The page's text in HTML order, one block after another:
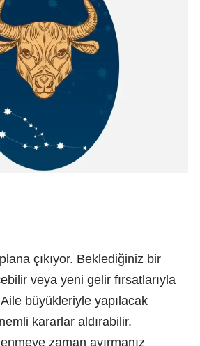
çıkıyor. Beklediğiniz bir
veya yeni gelir fırsatlarıyla
büyükleriyle yapılacak
kararlar aldırabilir.
zaman ayırmanız